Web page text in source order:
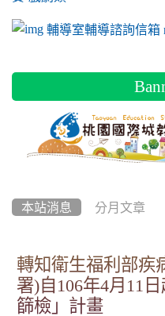
link to https://
輔導室輔導諮詢信箱
本站消息 分月文章
轉知衛生福利部疾
署)自106年4月11
篩檢」計畫